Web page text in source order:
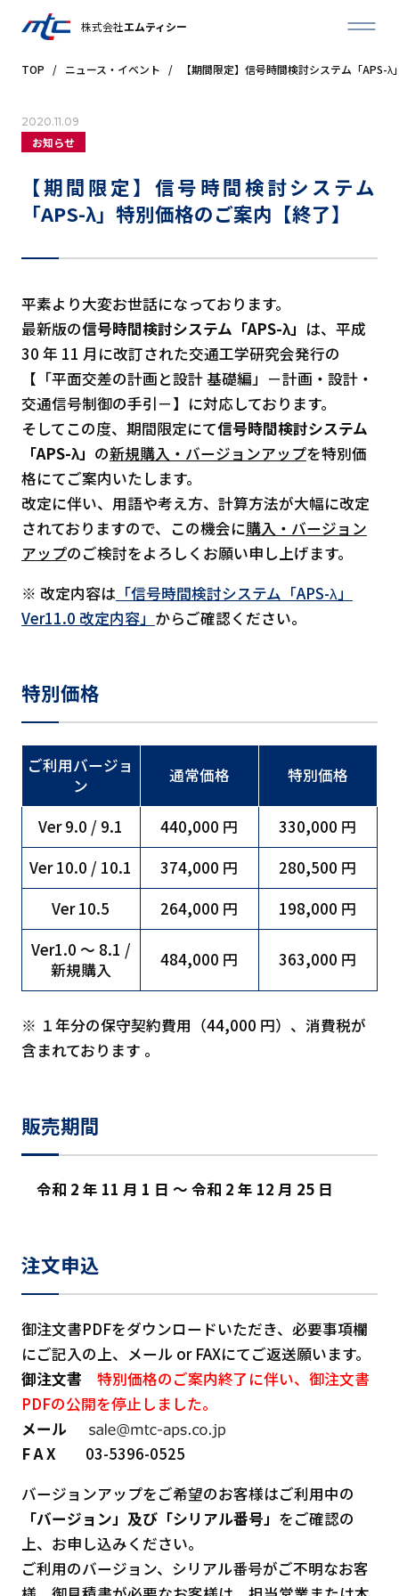
株式会社エムティシー
TOP / ニュース・イベント / 【期間限定】信号時間検討システム「APS-
2020.11.09
お知らせ
【期間限定】信号時間検討システム
「APS-λ」特別価格のご案内【終了】
平素より大変お世話になっております。
最新版の信号時間検討システム「APS-λ」 は、平成
30 年 11 月に改訂された交通工学研究会発行の
【「平面交差の計画と設計 基礎編」－計画・設計・
交通信号制御の手引－】に対応しております。
そしてこの度、期間限定にて信号時間検討システム
「APS-λ」 の新規購入・バージョンアップを特別価
格にてご案内いたします。
改定に伴い、用語や考え方、計算方法が大幅に改定
されておりますので、この機会に購入・バージョン
アップのご検討をよろしくお願い申し上げます。
※ 改定内容は「信号時間検討システム「APS-λ」
Ver11.0 改定内容」 からご確認ください。
特別価格
ご利用バージョ
ン
通常価格 特別価格
Ver 9.0 / 9.1 440,000 円
330,000 円
Ver 10.0 / 10.1
374,000 円
280,500 円
Ver 10.5
264,000 円
198,000 円
Ver1.0 ～ 8.1 /
新規購入
484,000 円 363,000 円
※ １年分の保守契約費用（44,000 円）、消費税が
含まれております 。
販売期間
令和 2 年 11 月 1 日 ～ 令和 2 年 12 月 25 日
注文申込
御注文書PDFをダウンロードいただき、必要事項欄
にご記入の上、メール or FAXにてご返送願います。
御注文書
特別価格のご案内終了に伴い、御注文書
PDFの公開を停止しました。
メール
F A X 03-5396-0525
バージョンアップをご希望のお客様はご利用中の
「バージョン」及び「シリアル番号」 をご確認の
上、お申し込みください。
ご利用のバージョン、シリアル番号がご不明なお客